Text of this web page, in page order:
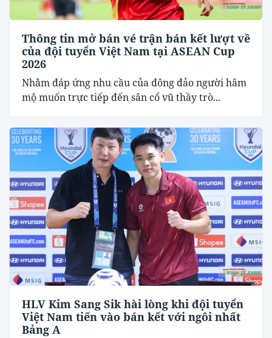
Thông tin mở bán vé trận bán kết lượt về
của đội tuyển Việt Nam tại ASEAN Cup
2026
Nhằm đáp ứng nhu cầu của đông đảo người hâm
mộ muốn trực tiếp đến sân cổ vũ thầy trò...
HLV Kim Sang Sik hài lòng khi đội tuyển
Việt Nam tiến vào bán kết với ngôi nhất
Bảng A